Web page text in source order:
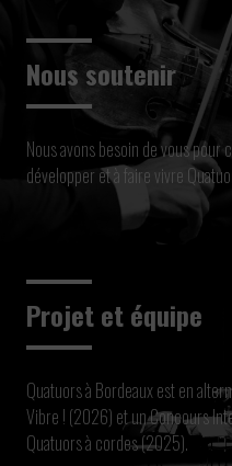
Nous soutenir
Nous avons besoin de vous pour
développer et à faire vivre
Projet et équipe
Quatuors à Bordeaux est en
Vibre ! (2026) et un Concours
Quatuors à cordes (2025).